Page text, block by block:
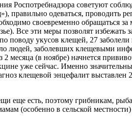
Роспотребнадзора советуют
правильно одеваться, проводить
своевременно обращаться
Все эти меры позволят избежать
поводу укусов клещей, 27
заболевших клещевыми
2 месяца (в ноябре) начнется
уже сейчас. Именно
клещевой энцефалит
еще есть, поэтому грибникам,
(особенно в сельской